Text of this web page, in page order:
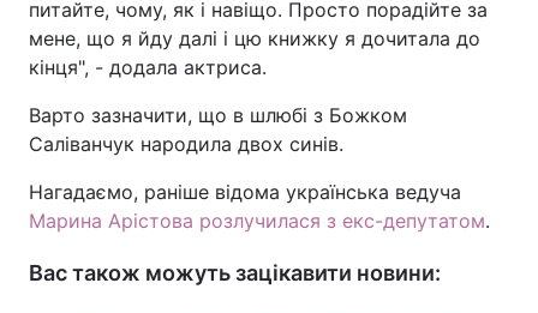
питайте, чому, як і навіщо. Просто порадійте за
мене, що я йду далі і цю книжку я дочитала до
кінця", - додала актриса.
Варто зазначити, що в шлюбі з Божком
Саліванчук народила двох синів.
Нагадаємо, раніше відома українська ведуча
Марина Арістова розлучилася з екс-депутатом.
Вас також можуть зацікавити новини: